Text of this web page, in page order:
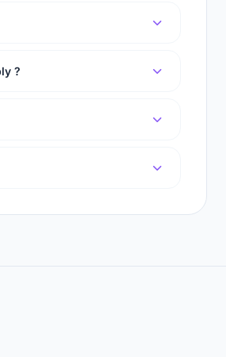
?